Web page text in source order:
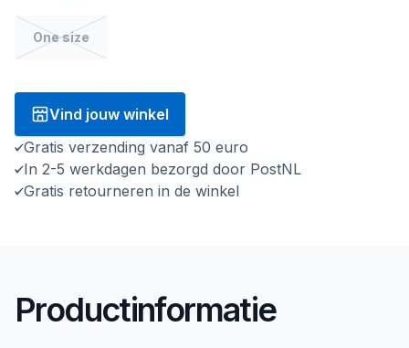
One size
Vind jouw winkel
Gratis verzending vanaf 50 euro
In 2-5 werkdagen bezorgd door PostNL
Gratis retourneren in de winkel
Productinformatie